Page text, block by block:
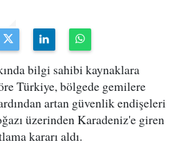
bilgi sahibi kaynaklara
Türkiye, bölgede gemilere
artan güvenlik endişeleri
üzerinden Karadeniz'e giren
kararı aldı.